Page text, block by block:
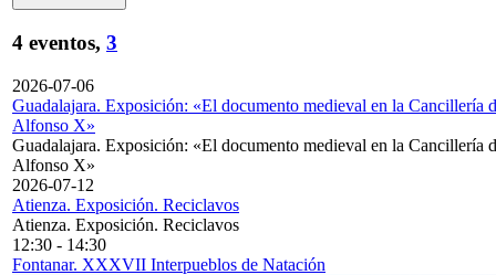
4 eventos, 3
2026-07-06
Guadalajara. Exposición: «El documento medieval en la Cancillería
Alfonso X»
Guadalajara. Exposición: «El documento medieval en la Cancillería
Alfonso X»
2026-07-12
Atienza. Exposición. Reciclavos
Atienza. Exposición. Reciclavos
12:30 - 14:30
Fontanar. XXXVII Interpueblos de Natación